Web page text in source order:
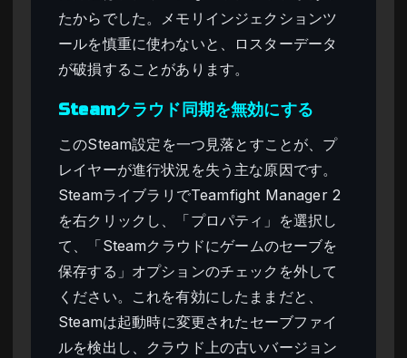
たからでした。メモリインジェクションツ
ールを慎重に使わないと、ロスターデータ
が破損することがあります。
Steamクラウド同期を無効にする
このSteam設定を一つ見落とすことが、プ
レイヤーが進行状況を失う主な原因です。
SteamライブラリでTeamfight Manager 2
を右クリックし、「プロパティ」を選択し
て、「Steamクラウドにゲームのセーブを
保存する」オプションのチェックを外して
ください。これを有効にしたままだと、
Steamは起動時に変更されたセーブファイ
ルを検出し、クラウド上の古いバージョン